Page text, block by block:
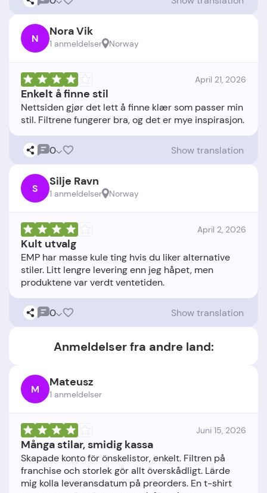
N Nora Vik
1 anmeldelser Norway
April 21, 2026
Enkelt å finne stil
Nettsiden gjør det lett å finne klær som passer min
0 Show translation
S Silje Ravn
1 anmeldelser Norway
April 2, 2026
Kult utvalg
EMP har masse kule ting hvis du liker alternative
stiler. Litt lengre levering enn jeg håpet, men
0 Show translation
Anmeldelser fra andre land:
M Mateusz
1 anmeldelser
Juni 15, 2026
Många stilar, smidig kassa
Skapade konto för önskelistor, enkelt. Filtren på
franchise och storlek gör allt överskådligt. Lärde
mig kolla leveransdatum på preorders. En t-shirt